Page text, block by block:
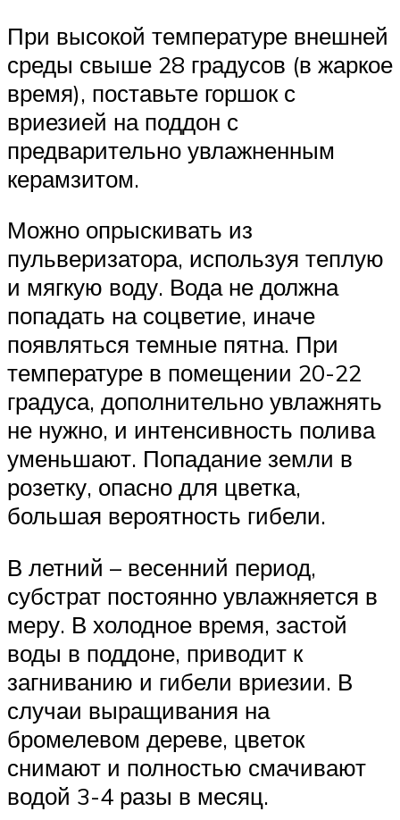
При высокой температуре внешней
среды свыше 28 градусов (в жаркое
время), поставьте горшок с
вриезией на поддон с
предварительно увлажненным
керамзитом.
Можно опрыскивать из
пульверизатора, используя теплую
и мягкую воду. Вода не должна
попадать на соцветие, иначе
появляться темные пятна. При
температуре в помещении 20-22
градуса, дополнительно увлажнять
не нужно, и интенсивность полива
уменьшают. Попадание земли в
розетку, опасно для цветка,
большая вероятность гибели.
В летний – весенний период,
субстрат постоянно увлажняется в
меру. В холодное время, застой
воды в поддоне, приводит к
загниванию и гибели вриезии. В
случаи выращивания на
бромелевом дереве, цветок
снимают и полностью смачивают
водой 3-4 разы в месяц.